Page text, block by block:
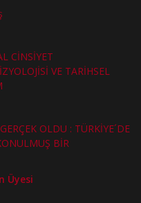
CİNSİYET
VE TARİHSEL
OLDU : TÜRKİYE´DE
BİR
Üyesi